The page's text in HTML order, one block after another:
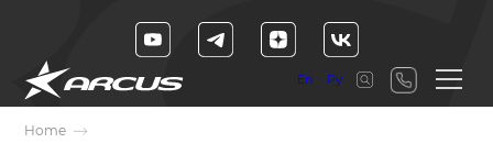
En Ру
Home